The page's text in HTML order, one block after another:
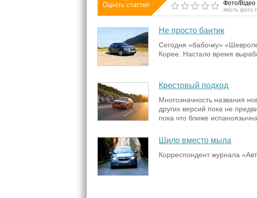
Оцініть статтю!
Фото/Відео
якість фото
Не просто бантик
Сегодня «бабочку»
Корее. Настало время
Крестовый подход
Многозначность названия
других версий пока не
пока что ближе
Шило вместо мыла
Корреспондент журнала